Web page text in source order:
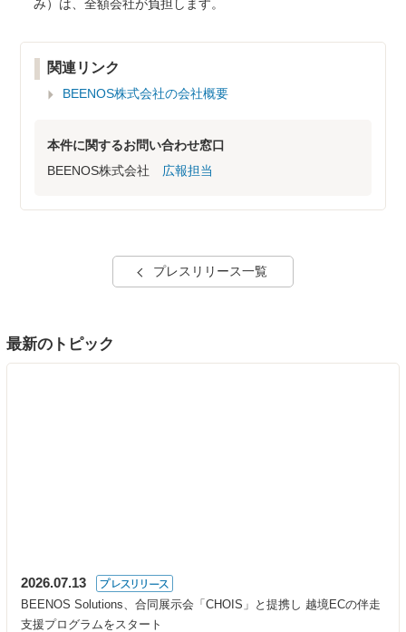
み）は、全額会社が負担します。
関連リンク
BEENOS株式会社の会社概要
本件に関するお問い合わせ窓口
BEENOS株式会社 広報担当
プレスリリース一覧
最新のトピック
2026.07.13
BEENOS Solutions、合同展示会「CHOIS」と提携し 越境ECの伴走
支援プログラムをスタート